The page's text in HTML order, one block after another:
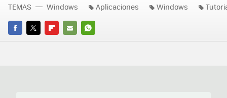
FACEBOOK
TWITTERFLIPBOARD
E-
WHATSAPP
TEMAS Windows Aplicaciones Windows